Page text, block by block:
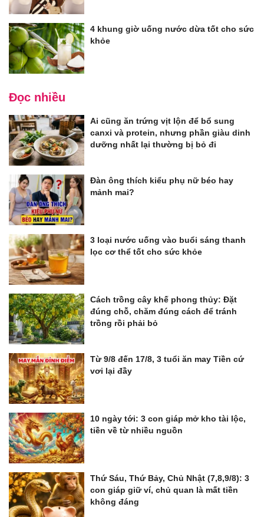
4 khung giờ uống nước dừa tốt cho sức
khỏe
Đọc nhiều
Ai cũng ăn trứng vịt lộn để bổ sung
canxi và protein, nhưng phần giàu dinh
dưỡng nhất lại thường bị bỏ đi
Đàn ông thích kiểu phụ nữ béo hay
mảnh mai?
3 loại nước uống vào buổi sáng thanh
lọc cơ thể tốt cho sức khỏe
Cách trồng cây khế phong thủy: Đặt
đúng chỗ, chăm đúng cách để tránh
trồng rồi phải bỏ
Từ 9/8 đến 17/8, 3 tuổi ăn may Tiền cứ
vơi lại đầy
10 ngày tới: 3 con giáp mở kho tài lộc,
tiền về từ nhiều nguồn
Thứ Sáu, Thứ Bảy, Chủ Nhật (7,8,9/8): 3
con giáp giữ ví, chủ quan là mất tiền
không đáng